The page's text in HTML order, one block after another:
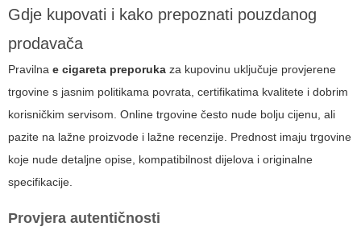
Gdje kupovati i kako prepoznati pouzdanog
prodavača
Pravilna e cigareta preporuka za kupovinu uključuje provjerene
trgovine s jasnim politikama povrata, certifikatima kvalitete i dobrim
korisničkim servisom. Online trgovine često nude bolju cijenu, ali
pazite na lažne proizvode i lažne recenzije. Prednost imaju trgovine
koje nude detaljne opise, kompatibilnost dijelova i originalne
specifikacije.
Provjera autentičnosti